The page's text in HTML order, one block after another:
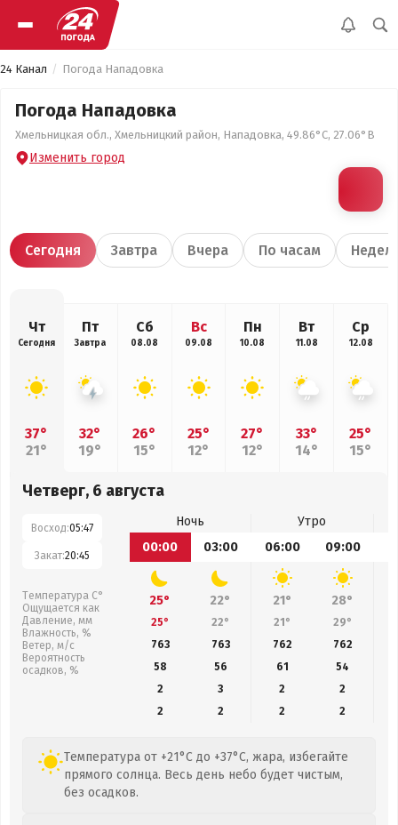
24 Канал Погода Нападовка
Погода Нападовка
Хмельницкая обл., Хмельницкий район, Нападовка, 49.86°С, 27.06°В
Изменить город
Сегодня Завтра Вчера По часам
Чт
Сегодня
37°
21°
Пт
Завтра
32°
19°
Сб
08.08
26°
15°
Вс
09.08
25°
12°
Пн
10.08
27°
12°
Вт
11.08
33°
14°
Ср
12.08
25°
15°
Четверг, 6 августа
Восход:05:47
Закат:20:45
Температура С°
Ощущается как
Давление, мм
Влажность, %
Ветер, м/с
Вероятность
осадков, %
Ночь
Утро
00:00
03:00 06:00 09:00
25° 22° 21° 28°
25° 22° 21° 29°
763
763 762 762
58
56 61 54
2
3 2
2
2
2 2 2
Температура от +21°C до +37°C, жара, избегайте
прямого солнца. Весь день небо будет чистым,
без осадков.